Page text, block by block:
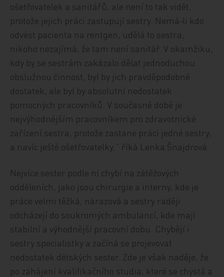
ošetřovatelek a sanitářů, ale není to tak vidět,
protože jejich práci zastupují sestry. Nemá‑li kdo
odvést pacienta na rentgen, udělá to sestra;
nikoho nezajímá, že tam není sanitář. V okamžiku,
kdy by se sestrám zakázalo dělat jednoduchou
obslužnou činnost, byl by jich pravděpodobně
dostatek, ale byl by absolutní nedostatek
pomocných pracovníků. V současné době je
nejvýhodnějším pracovníkem pro zdravotnické
zařízení sestra, protože zastane práci jedné sestry,
a navíc ještě ošetřovatelky,“ říká Lenka Šnajdrová.
Nejvíce sester podle ní chybí na zátěžových
odděleních, jako jsou chirurgie a interny, kde je
práce velmi těžká, nárazová a sestry raději
odcházejí do soukromých ambulancí, kde mají
stabilní a výhodnější pracovní dobu. Chybějí i
sestry specialistky a začíná se projevovat
nedostatek dětských sester. Zde je však naděje, že
po zahájení kvalifikačního studia, které se chystá a